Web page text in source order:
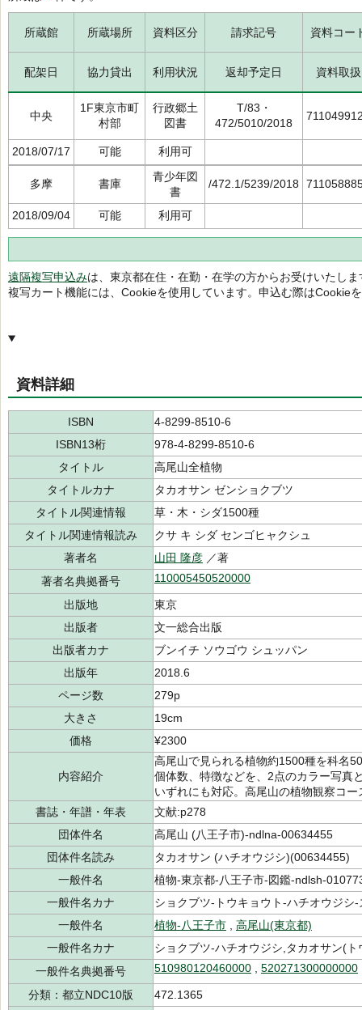
所蔵館 所蔵場所 資料区分 請求記号 資料コー
配架日 協力貸出 利用状況 返却予定日 資料取扱
中央
1F東京市町
村部
行政郷土
図書
T/83・
472/5010/2018
2018/07/17 可能 利用可
多摩 書庫
青少年図
書
/472.1/5239/2018
2018/09/04 可能 利用可
遠隔複写申込みは、東京都在住・在勤・在学の方からお受けいたしま
複写カート機能には、Cookieを使用しています。申込む際はCookie
資料詳細
ISBN
4-8299-8510-6
ISBN13桁
978-4-8299-8510-6
タイトル
高尾山全植物
タイトルカナ
タカオサン ゼンショクブツ
タイトル関連情報
草・木・シダ1500種
タイトル関連情報読み
クサ キ シダ センゴヒャクシュ
著者名
山田 隆彦 ／著
著者名典拠番号
110005450520000
出版地
東京
出版者
文一総合出版
出版者カナ
ブンイチ ソウゴウ シュッパン
出版年
2018.6
ページ数
279p
大きさ
19cm
価格
¥2300
内容紹介
高尾山で見られる植物約1500種を科名
個体数、特徴などを、2点のカラー写真
いずれにも対応。高尾山の植物観察コー
書誌・年譜・年表
文献:p278
団体件名
高尾山 (八王子市)-ndlna-00634455
団体件名読み
タカオサン (ハチオウジシ)(00634455)
一般件名
植物-東京都-八王子市-図鑑-ndlsh-
一般件名カナ
ショクブツ-トウキョウト-ハチオウジシ
一般件名
植物-八王子市
高尾山(東京都)
一般件名カナ
ショクブツ-ハチオウジシ,タカオサン(ト
一般件名典拠番号
510980120460000 520271300000000
分類：都立NDC10版
472.1365